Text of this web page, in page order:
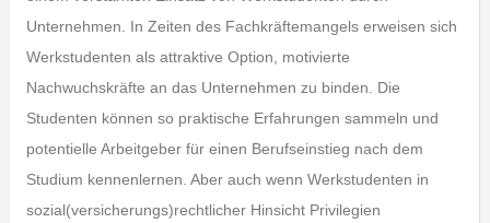
Unternehmen. In Zeiten des Fachkräftemangels erweisen sich
Werkstudenten als attraktive Option, motivierte
Nachwuchskräfte an das Unternehmen zu binden. Die
Studenten können so praktische Erfahrungen sammeln und
potentielle Arbeitgeber für einen Berufseinstieg nach dem
Studium kennenlernen. Aber auch wenn Werkstudenten in
sozial(versicherungs)rechtlicher Hinsicht Privilegien